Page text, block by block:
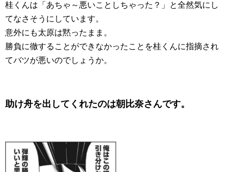
桂くんは「あちゃ～悪いことしちゃった？」と全然気にし
てなさそうにしています。
意外にも太原は黙ったまま。
勝負に徹することができなかったことを桂くんに指摘され
てバツが悪いのでしょうか。
助け舟を出してくれたのは朝比奈さんです。